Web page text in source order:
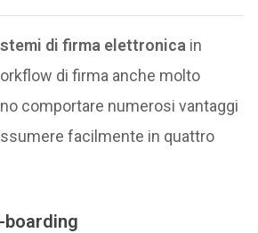
di firma elettronica in
di firma anche molto
comportare numerosi vantaggi
facilmente in quattro
boarding